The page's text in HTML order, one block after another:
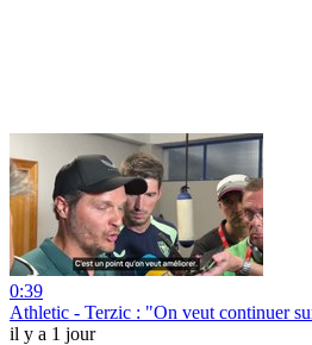
0:39
Athletic - Terzic : "On veut continuer
il y a 1 jour